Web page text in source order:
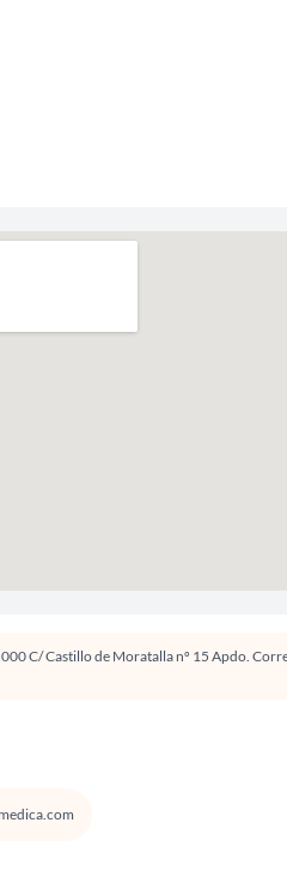
C/ Castillo de Moratalla nº 15 Apdo.